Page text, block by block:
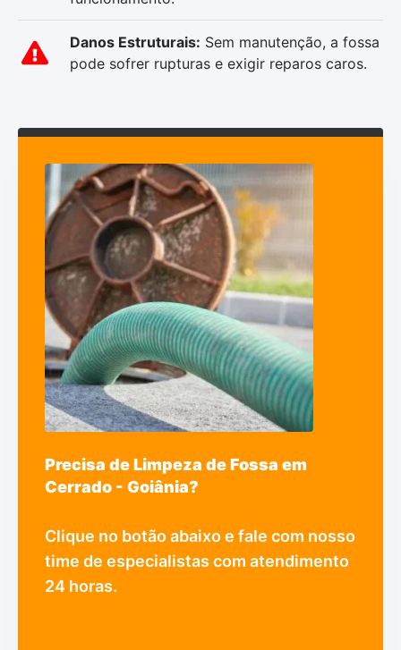
Danos Estruturais: Sem manutenção, a fossa
pode sofrer rupturas e exigir reparos caros.
Precisa de Limpeza de Fossa em
Cerrado - Goiânia?
Clique no botão abaixo e fale com nosso
time de especialistas com atendimento
24 horas.